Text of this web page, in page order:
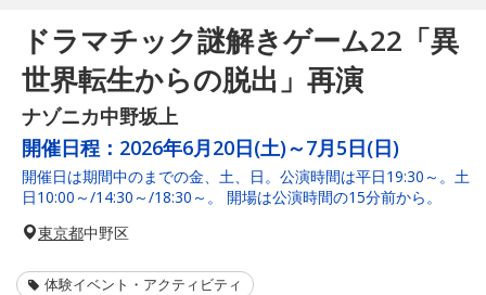
ドラマチック謎解きゲーム22「異
世界転生からの脱出」再演
ナゾニカ中野坂上
開催日程： 2026年6月20日(土)～7月5日(日)
開催日は期間中のまでの金、土、日。公演時間は平日19:30～。土
日10:00～/14:30～/18:30～。 開場は公演時間の15分前から。
東京都中野区
体験イベント・アクティビティ